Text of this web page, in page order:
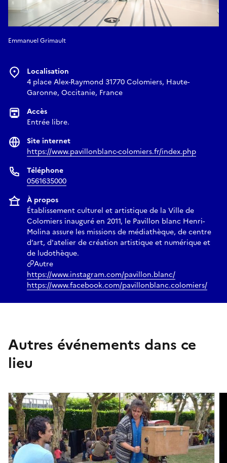
Emmanuel Grimault
Localisation
4 place Alex-Raymond 31770 Colomiers, Haute-
Garonne, Occitanie, France
Accès
Entrée libre.
Site internet
https://www.pavillonblanc-colomiers.fr/index.php
Téléphone
0561635000
À propos
Établissement culturel et artistique de la Ville de
Colomiers inauguré en 2011, le Pavillon blanc Henri-
Molina assure les missions de médiathèque, de centre
d’art, d'atelier de création artistique et numérique et
de ludothèque.
Autre
https://www.instagram.com/pavillon.blanc/
https://www.facebook.com/pavillonblanc.colomiers/
Autres événements dans ce
lieu